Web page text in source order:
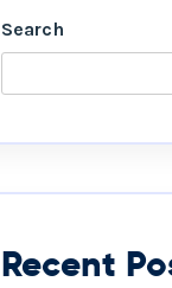
Search
Recent